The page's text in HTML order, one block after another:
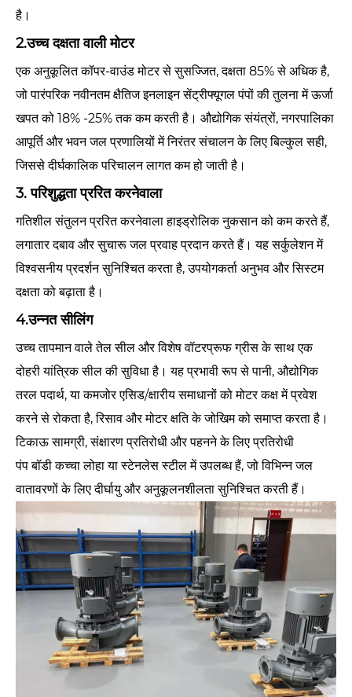
है।
2.उच्च दक्षता वाली मोटर
एक अनुकूलित कॉपर-वाउंड मोटर से सुसज्जित, दक्षता 85% से अधिक है,
जो पारंपरिक नवीनतम क्षैतिज इनलाइन सेंट्रीफ्यूगल पंपों की तुलना में ऊर्जा
खपत को 18% -25% तक कम करती है। औद्योगिक संयंत्रों, नगरपालिका
आपूर्ति और भवन जल प्रणालियों में निरंतर संचालन के लिए बिल्कुल सही,
जिससे दीर्घकालिक परिचालन लागत कम हो जाती है।
3. परिशुद्धता प्ररित करनेवाला
गतिशील संतुलन प्ररित करनेवाला हाइड्रोलिक नुकसान को कम करते हैं,
लगातार दबाव और सुचारू जल प्रवाह प्रदान करते हैं। यह सर्कुलेशन में
विश्वसनीय प्रदर्शन सुनिश्चित करता है, उपयोगकर्ता अनुभव और सिस्टम
दक्षता को बढ़ाता है।
4.उन्नत सीलिंग
उच्च तापमान वाले तेल सील और विशेष वॉटरप्रूफ ग्रीस के साथ एक
दोहरी यांत्रिक सील की सुविधा है। यह प्रभावी रूप से पानी, औद्योगिक
तरल पदार्थ, या कमजोर एसिड/क्षारीय समाधानों को मोटर कक्ष में प्रवेश
करने से रोकता है, रिसाव और मोटर क्षति के जोखिम को समाप्त करता है।
टिकाऊ सामग्री, संक्षारण प्रतिरोधी और पहनने के लिए प्रतिरोधी
पंप बॉडी कच्चा लोहा या स्टेनलेस स्टील में उपलब्ध हैं, जो विभिन्न जल
वातावरणों के लिए दीर्घायु और अनुकूलनशीलता सुनिश्चित करती हैं।